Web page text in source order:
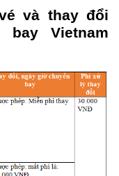
và thay đổi
Vietnam